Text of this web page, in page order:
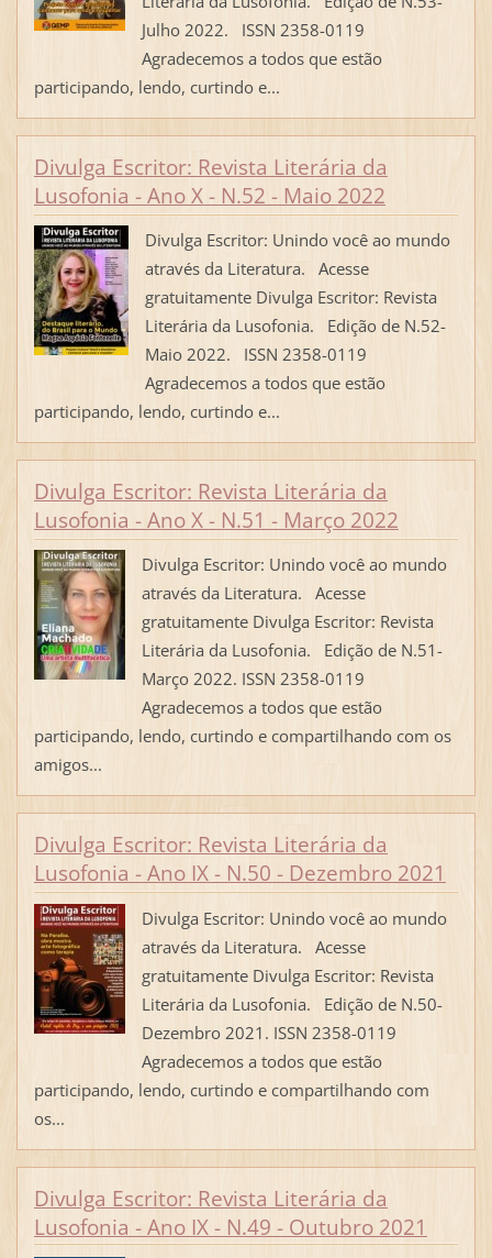
Julho 2022. ISSN 2358-0119
Agradecemos a todos que estão
participando, lendo, curtindo e...
Divulga Escritor: Revista Literária da
Lusofonia - Ano X - N.52 - Maio 2022
Divulga Escritor: Unindo você ao mundo
através da Literatura. Acesse
gratuitamente Divulga Escritor: Revista
Literária da Lusofonia. Edição de N.52-
Maio 2022. ISSN 2358-0119
Agradecemos a todos que estão
participando, lendo, curtindo e...
Divulga Escritor: Revista Literária da
Lusofonia - Ano X - N.51 - Março 2022
Divulga Escritor: Unindo você ao mundo
através da Literatura. Acesse
gratuitamente Divulga Escritor: Revista
Literária da Lusofonia. Edição de N.51-
Março 2022. ISSN 2358-0119
Agradecemos a todos que estão
participando, lendo, curtindo e compartilhando com os
amigos...
Divulga Escritor: Revista Literária da
Lusofonia - Ano IX - N.50 - Dezembro 2021
Divulga Escritor: Unindo você ao mundo
através da Literatura. Acesse
gratuitamente Divulga Escritor: Revista
Literária da Lusofonia. Edição de N.50-
Dezembro 2021. ISSN 2358-0119
Agradecemos a todos que estão
participando, lendo, curtindo e compartilhando com
os...
Divulga Escritor: Revista Literária da
Lusofonia - Ano IX - N.49 - Outubro 2021